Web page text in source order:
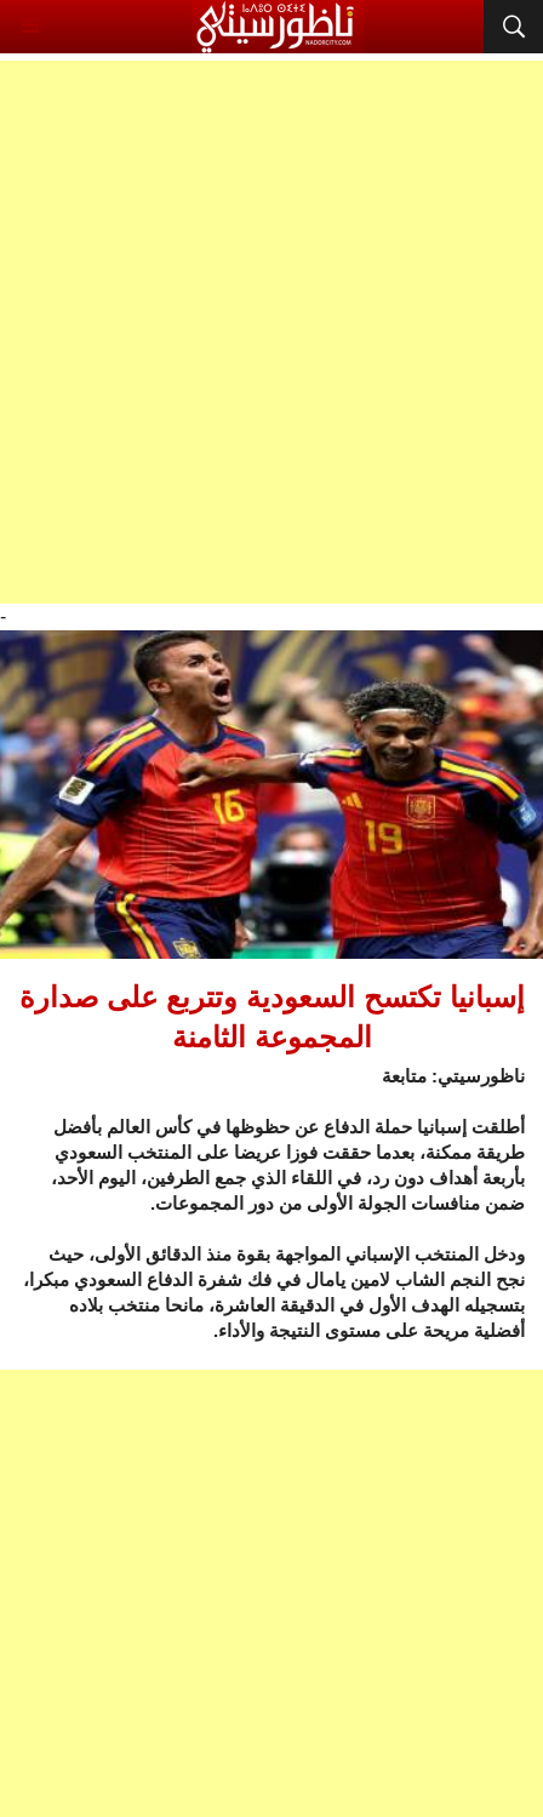
-
إسبانيا تكتسح السعودية وتتربع على صدارة
المجموعة الثامنة
ناظورسيتي: متابعة
أطلقت إسبانيا حملة الدفاع عن حظوظها في كأس العالم بأفضل
طريقة ممكنة، بعدما حققت فوزا عريضا على المنتخب السعودي
بأربعة أهداف دون رد، في اللقاء الذي جمع الطرفين، اليوم الأحد،
ضمن منافسات الجولة الأولى من دور المجموعات.
ودخل المنتخب الإسباني المواجهة بقوة منذ الدقائق الأولى، حيث
نجح النجم الشاب لامين يامال في فك شفرة الدفاع السعودي مبكرا،
بتسجيله الهدف الأول في الدقيقة العاشرة، مانحا منتخب بلاده
أفضلية مريحة على مستوى النتيجة والأداء.